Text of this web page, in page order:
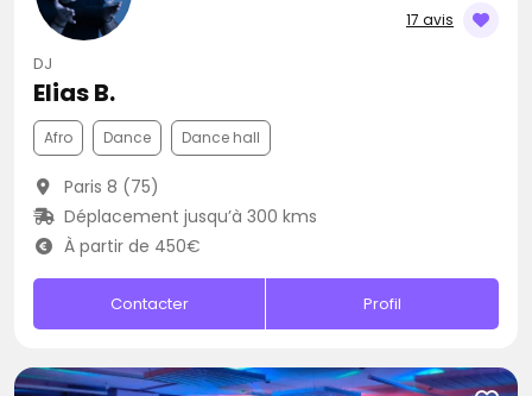
17 avis
DJ
Elias B.
Afro Dance Dance hall
Paris 8 (75)
Déplacement jusqu’à 300 kms
À partir de 450€
Contacter Profil